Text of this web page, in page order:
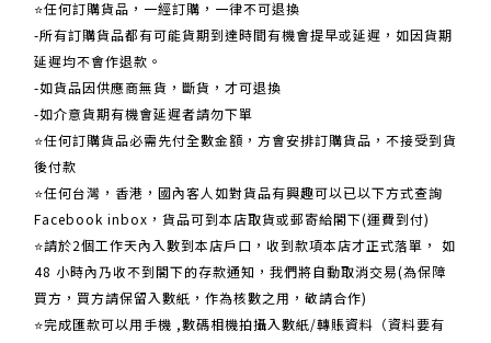
⭐任何訂購貨品，一經訂購，一律不可退換
-所有訂購貨品都有可能貨期到達時間有機會提早或延遲，如因貨期
延遲均不會作退款。
-如貨品因供應商無貨，斷貨，才可退換
-如介意貨期有機會延遲者請勿下單
⭐任何訂購貨品必需先付全數金額，方會安排訂購貨品，不接受到貨
後付款
⭐任何台灣，香港，國內客人如對貨品有興趣可以已以下方式查詢
Facebook inbox，貨品可到本店取貨或郵寄給閣下(運費到付)
​​⭐請於2個工作天內入數到本店戶口，收到款項本店才正式落單， 如
48 小時內乃收不到閣下的存款通知，我們將自動取消交易(為保障
買方，買方請保留入數紙，作為核數之用，敬請合作)
⭐完成匯款可以用手機 ,數碼相機拍攝入數紙/轉賬資料（資料要有